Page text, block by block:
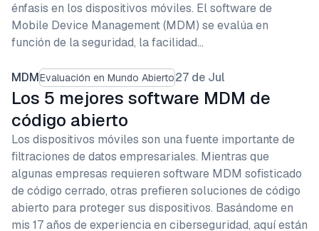
énfasis en los dispositivos móviles. El software de
Mobile Device Management (MDM) se evalúa en
función de la seguridad, la facilidad…
MDMEvaluación en Mundo Abierto27 de Jul
Los 5 mejores software MDM de
código abierto
Los dispositivos móviles son una fuente importante de
filtraciones de datos empresariales. Mientras que
algunas empresas requieren software MDM sofisticado
de código cerrado, otras prefieren soluciones de código
abierto para proteger sus dispositivos. Basándome en
mis 17 años de experiencia en ciberseguridad, aquí están